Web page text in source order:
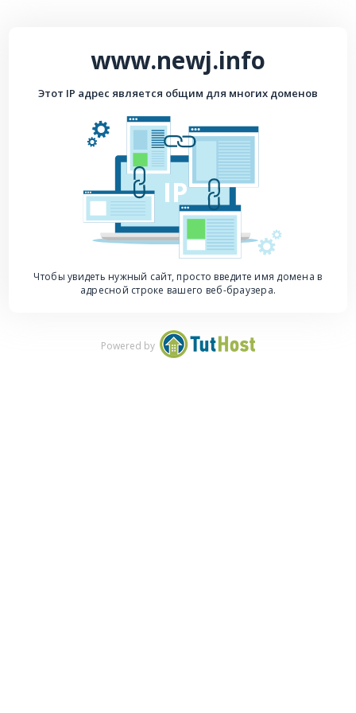
www.newj.info
Этот IP адрес является общим для многих доменов
IP
Чтобы увидеть нужный сайт, просто введите имя домена в
адресной строке вашего веб-браузера.
Powered by